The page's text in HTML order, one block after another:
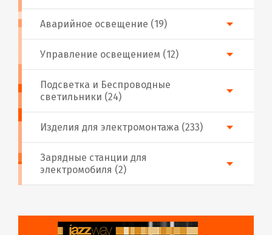
Аварийное освещение (19)
Подсветка и Беспроводные
светильники (24)
Изделия для электромонтажа (233)
Управление освещением (12)
Зарядные станции для
электромобиля (2)